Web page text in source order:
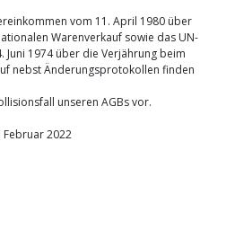
vom 11. April 1980 über
Warenverkauf sowie das UN-
Juni 1974 über die Verjährung beim
nebst Änderungsprotokollen finden
unseren AGBs vor.
Februar 2022